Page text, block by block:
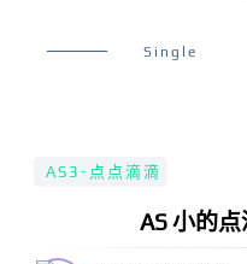
Single
AS3-点点滴滴
AS 小的